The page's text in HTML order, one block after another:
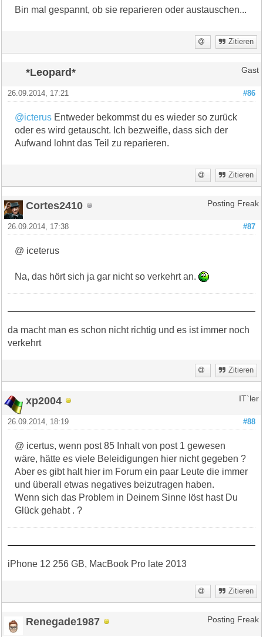
Bin mal gespannt, ob sie reparieren oder austauschen...
Zitieren
*Leopard* Gast
#86
26.09.2014, 17:21
@icterus Entweder bekommst du es wieder so zurück
oder es wird getauscht. Ich bezweifle, dass sich der
Aufwand lohnt das Teil zu reparieren.
Zitieren
Cortes2410 Posting Freak
#87
26.09.2014, 17:38
@ iceterus
Na, das hört sich ja gar nicht so verkehrt an.
da macht man es schon nicht richtig und es ist immer noch
verkehrt
Zitieren
xp2004 IT`ler
#88
26.09.2014, 18:19
@ icertus, wenn post 85 Inhalt von post 1 gewesen
wäre, hätte es viele Beleidigungen hier nicht gegeben ?
Aber es gibt halt hier im Forum ein paar Leute die immer
und überall etwas negatives beizutragen haben.
Wenn sich das Problem in Deinem Sinne löst hast Du
Glück gehabt . ?
iPhone 12 256 GB, MacBook Pro late 2013
Zitieren
Renegade1987 Posting Freak